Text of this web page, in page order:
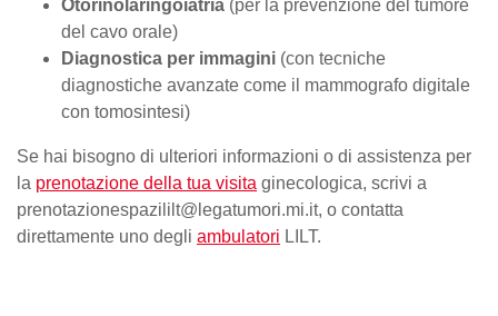
Otorinolaringoiatria (per la prevenzione del tumore
del cavo orale)
Diagnostica per immagini (con tecniche
diagnostiche avanzate come il mammografo digitale
con tomosintesi)
Se hai bisogno di ulteriori informazioni o di assistenza per
la prenotazione della tua visita ginecologica, scrivi a
prenotazionespazililt@legatumori.mi.it, o contatta
direttamente uno degli ambulatori LILT.